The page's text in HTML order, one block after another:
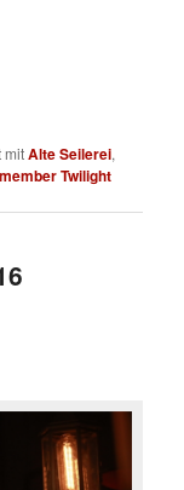
mitAlte Seilerei,
Twilight